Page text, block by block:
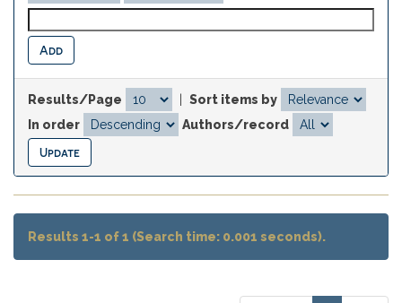
Results/Page
Sort items by
In order
Authors/record
Results 1-1 of 1 (Search time: 0.001 seconds).